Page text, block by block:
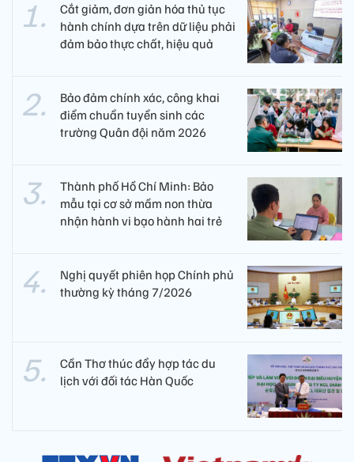
Cắt giảm, đơn giản hóa thủ tục
hành chính dựa trên dữ liệu phải
đảm bảo thực chất, hiệu quả
Bảo đảm chính xác, công khai
điểm chuẩn tuyển sinh các
trường Quân đội năm 2026
Thành phố Hồ Chí Minh: Bảo
mẫu tại cơ sở mầm non thừa
nhận hành vi bạo hành hai trẻ
Nghị quyết phiên họp Chính phủ
thường kỳ tháng 7/2026
Cần Thơ thúc đẩy hợp tác du
lịch với đối tác Hàn Quốc